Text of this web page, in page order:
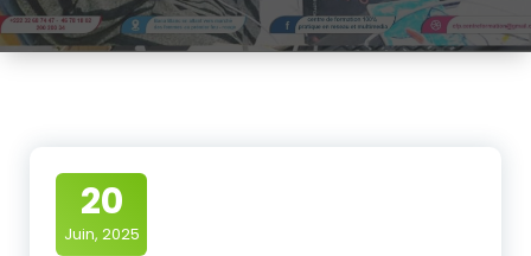
20
Juin, 2025